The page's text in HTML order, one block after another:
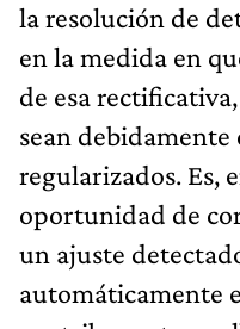
la resolución de
en la medida en
de esa
sean debidamente
regularizados. Es,
oportunidad de
un ajuste
automáticamente